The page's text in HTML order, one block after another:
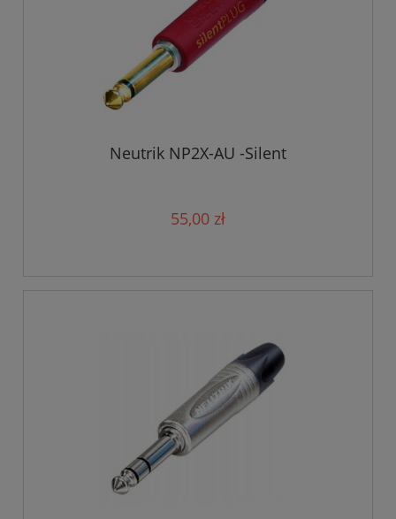
Neutrik NP2X-AU -Silent
55,00 zł